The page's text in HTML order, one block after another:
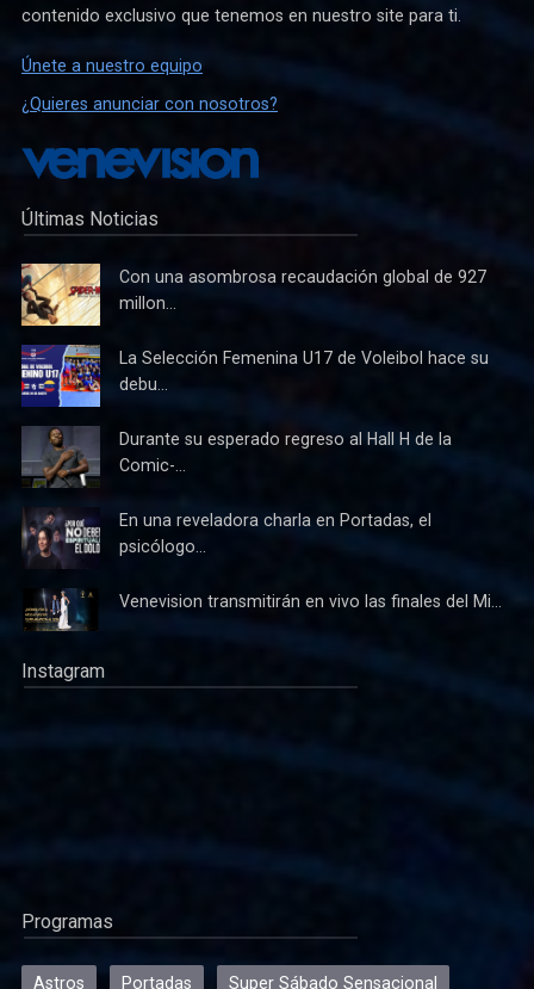
contenido exclusivo que tenemos en nuestro site para ti.
Únete a nuestro equipo
¿Quieres anunciar con nosotros?
Últimas Noticias
Con una asombrosa recaudación global de 927
millon...
La Selección Femenina U17 de Voleibol hace su
debu...
Durante su esperado regreso al Hall H de la
Comic-...
En una reveladora charla en Portadas, el
psicólogo...
Venevision transmitirán en vivo las finales del Mi...
Instagram
Programas
Astros Portadas Super Sábado Sensacional